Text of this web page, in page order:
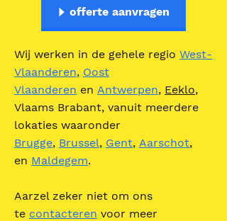
offerte aanvragen
Wij werken in de gehele regio West-
Vlaanderen, Oost
Vlaanderen en Antwerpen, Eeklo,
Vlaams Brabant, vanuit meerdere
lokaties waaronder
Brugge, Brussel, Gent, Aarschot,
en Maldegem.
Aarzel zeker niet om ons
te contacteren voor meer